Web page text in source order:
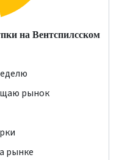
на Вентспилсском
рынок
рынке